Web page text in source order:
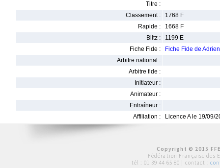
Titre :
Classement :
1768 F
Rapide :
1668 F
Blitz :
1199 E
Fiche Fide :
Fiche Fide de
Arbitre national :
Arbitre fide :
Initiateur :
Animateur :
Entraîneur :
Affiliation :
Licence A le 19/09/
Copyright © 2015
Fédération Française des
tél : 01 39 44 65 80 | contact :